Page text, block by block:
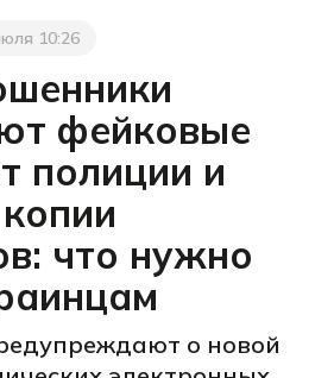
10:26
фейковые
полиции и
что нужно
о новой